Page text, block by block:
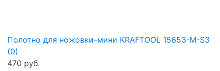
Полотно для ножовки-мини KRAFTOOL 15653-M-S3
(0)
470 руб.